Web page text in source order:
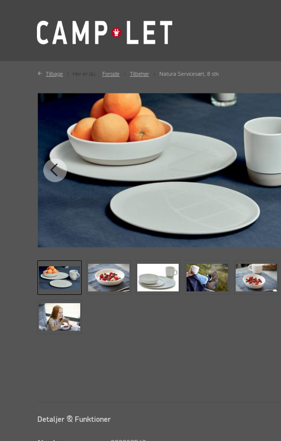
Tilbage Her er du: Forside Tilbehør Natura Servicesæt, 8 stk
Detaljer & Funktioner